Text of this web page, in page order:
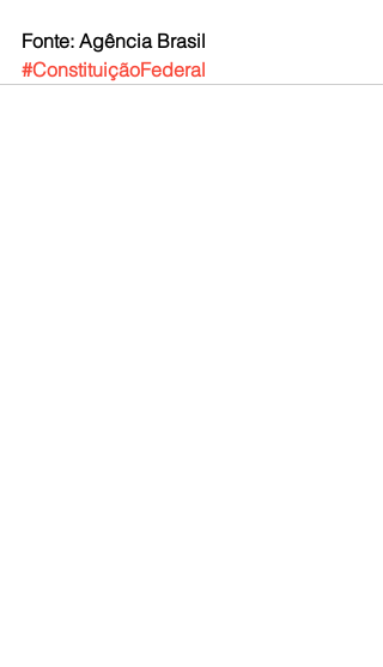
Fonte: Agência Brasil
#ConstituiçãoFederal